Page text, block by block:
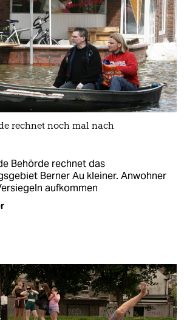
rechnet noch mal nach
Behörde rechnet das
Berner Au kleiner. Anwohner
aufkommen